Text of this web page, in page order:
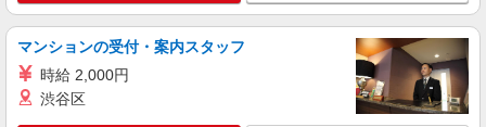
+゜ 入社祝い金10万円支給(規定有) お友達を紹介
頂くと, インセンティブ支給(規定有) ★月2回払
い・週払い可能（規程有）★ ゜・。○。・゜
兵庫県西宮市のY!mobileショップ
キープ 詳細を見る
マンションの受付・案内スタッフ
時給 2,000円
渋谷区